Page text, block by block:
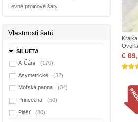
Levné promové šaty
Vlastnosti šatů
SILUETA
A-Čára
(170)
Asymetrické (32)
Mořská panna (34)
Princezna (50)
Plášť (30)
€